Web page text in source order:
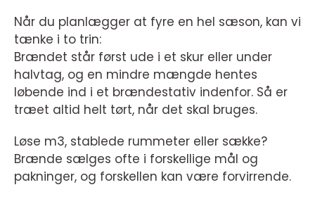
Når du planlægger at fyre en hel sæson, kan vi
tænke i to trin:
Brændet står først ude i et skur eller under
halvtag, og en mindre mængde hentes
løbende ind i et brændestativ indenfor. Så er
træet altid helt tørt, når det skal bruges.
Løse m3, stablede rummeter eller sække?
Brænde sælges ofte i forskellige mål og
pakninger, og forskellen kan være forvirrende.